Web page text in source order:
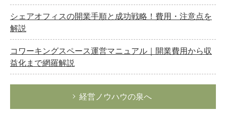
シェアオフィスの開業手順と成功戦略！費用・注意点を
解説
コワーキングスペース運営マニュアル｜開業費用から収
益化まで網羅解説
経営ノウハウの泉へ